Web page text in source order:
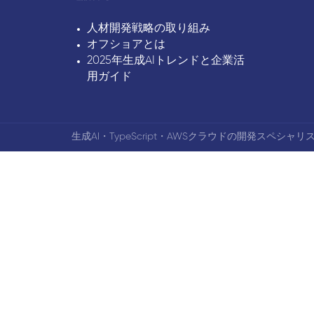
人材開発戦略の取り組み
オフショアとは
2025年生成AIトレンドと企業活
用ガイド
生成AI・TypeScript・AWSクラウドの開発スペシャリ